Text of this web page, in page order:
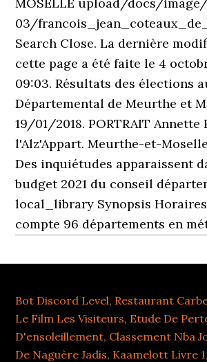
Bot Discord Level, Restaurant
Le Film Les Visiteurs, Etude De
D'ensoleillement, Classement Nba
De Naguère Jadis, Kaamelott Livre 1